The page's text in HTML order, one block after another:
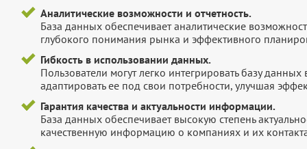
Аналитические возможности и отчетность.
База данных обеспечивает аналитические
глубокого понимания рынка и эффективного
Гибкость в использовании данных.
Пользователи могут легко интегрировать базу
адаптировать ее под свои потребности, улучшая
Гарантия качества и актуальности информации.
База данных обеспечивает высокую степень
качественную информацию о компаниях и их